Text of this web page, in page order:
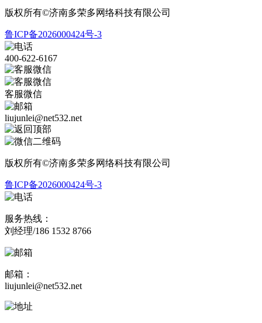
版权所有©济南多荣多网络科技有限公司
鲁ICP备2026000424号-3
400-622-6167
客服微信
liujunlei@net532.net
版权所有©济南多荣多网络科技有限公司
鲁ICP备2026000424号-3
服务热线：
刘经理/186 1532 8766
邮箱：
liujunlei@net532.net